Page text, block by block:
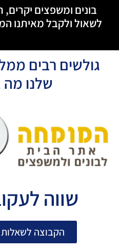
בונים ומשפצים יקרים,
לשאול ולקבל מאיתנו
גולשים רבים
שלנו
שווה
הקבוצה לשאלות